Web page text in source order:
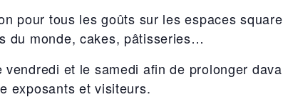
pour tous les goûts sur les espaces
du monde, cakes, pâtisseries…
et le samedi afin de prolonger
exposants et visiteurs.